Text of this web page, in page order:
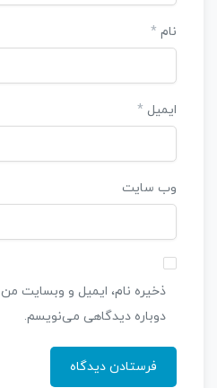
نام *
ایمیل *
وب‌ سایت
ذخیره نام، ایمیل و وبسایت من
دوباره دیدگاهی می‌نویسم.